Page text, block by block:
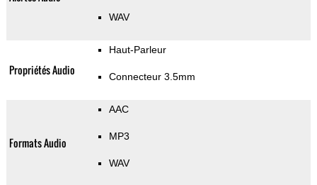
WAV
Propriétés Audio
Haut-Parleur
Connecteur 3.5mm
Formats Audio
AAC
MP3
WAV